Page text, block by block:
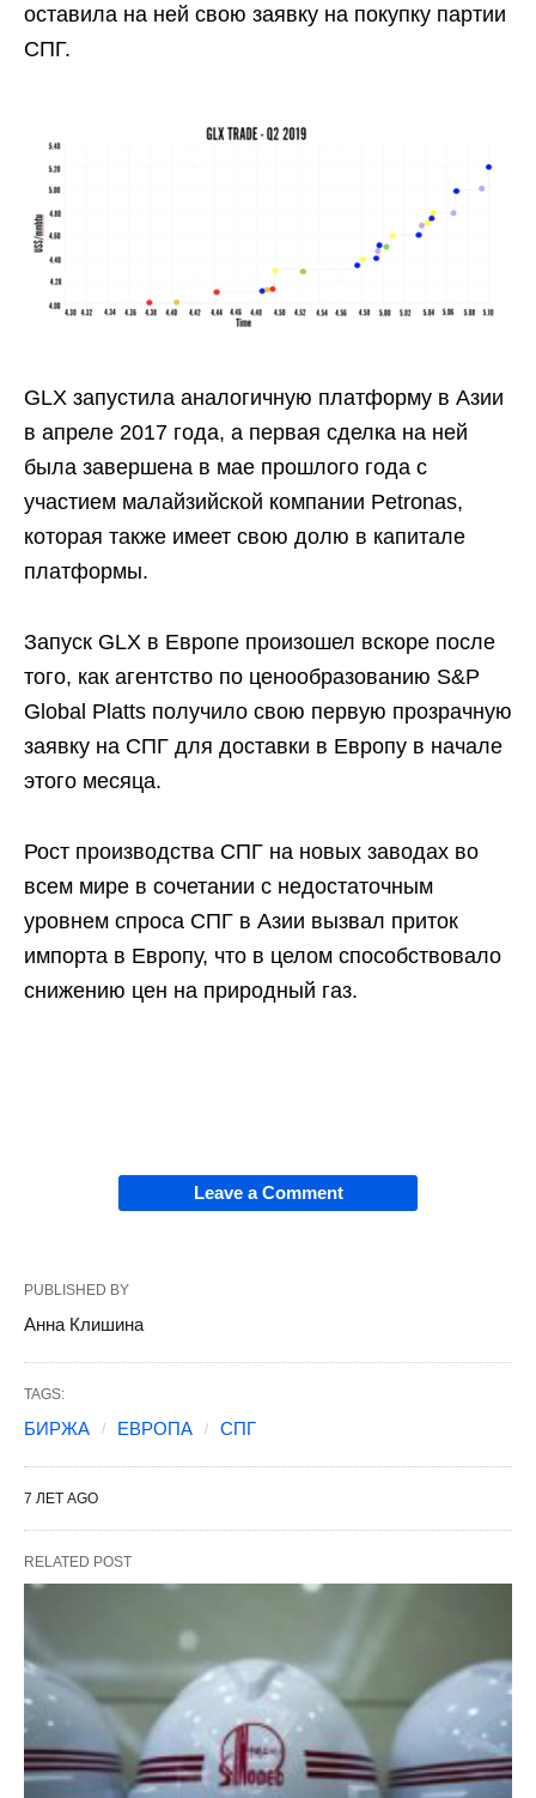
оставила на ней свою заявку на покупку партии
СПГ.
GLX запустила аналогичную платформу в Азии
в апреле 2017 года, а первая сделка на ней
была завершена в мае прошлого года с
участием малайзийской компании Petronas,
которая также имеет свою долю в капитале
платформы.
Запуск GLX в Европе произошел вскоре после
того, как агентство по ценообразованию S&P
Global Platts получило свою первую прозрачную
заявку на СПГ для доставки в Европу в начале
этого месяца.
Рост производства СПГ на новых заводах во
всем мире в сочетании с недостаточным
уровнем спроса СПГ в Азии вызвал приток
импорта в Европу, что в целом способствовало
снижению цен на природный газ.
Leave a Comment
PUBLISHED BY
Анна Клишина
TAGS:
БИРЖА ЕВРОПА СПГ
7 ЛЕТ AGO
RELATED POST